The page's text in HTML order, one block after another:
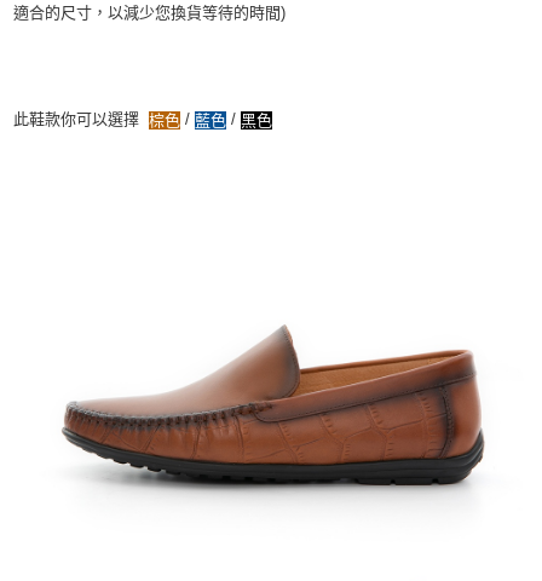
適合的尺寸，以減少您換貨等待的時間)
此鞋款你可以選擇 棕色 / 藍色 / 黑色